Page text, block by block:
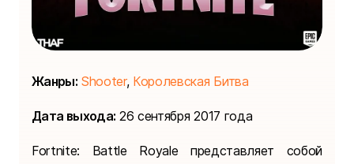
Жанры: Shooter, Королевская Битва
Дата выхода: 26 сентября 2017 года
Fortnite: Battle Royale представляет собой